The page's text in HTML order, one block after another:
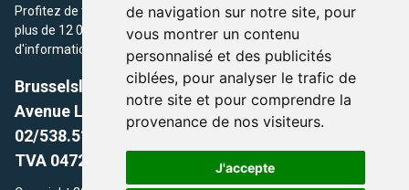
de navigation sur notre site, pour
vous montrer un contenu
personnalisé et des publicités
ciblées, pour analyser le trafic de
notre site et pour comprendre la
provenance de nos visiteurs.
J'accepte
Profitez de toutes les sections de BrusselsLife.be et découvrez
plus de 12 000 adresses et un grand choix d'événements,
d'informations et de conseils et astuces de notre écriture.
Brusselslife.be
Avenue Louise, 500 -1050 Ixelles, Brussels,
02/538.51.49.
TVA 0472.281.221